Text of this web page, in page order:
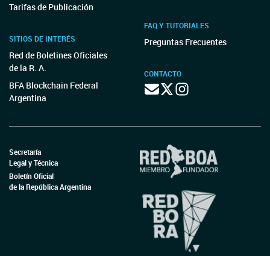
Tarifas de Publicación
SITIOS DE INTERÉS
Red de Boletines Oficiales
de la R. A.
BFA Blockchain Federal
Argentina
FAQ Y TUTORIALES
Preguntas Frecuentes
CONTACTO
Secretaría
Legal y Técnica
Boletín Oficial
de la República Argentina